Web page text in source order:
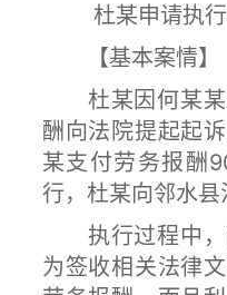
杜某申请执
【基本案情】
杜某因何某某
酬向法院提起起
某支付劳务报酬
行，杜某向邻水县
执行过程中，
为签收相关法律